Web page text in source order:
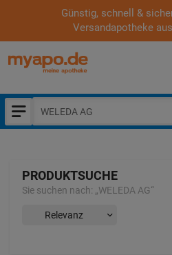
Günstig, schnell &
Versandapotheke
PRODUKTSUCHE
Sie suchen nach: „WELEDA AG“